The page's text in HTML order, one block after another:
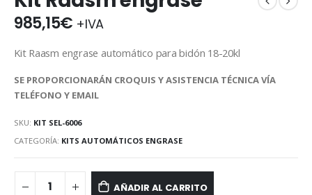
985,15€ +IVA
Kit Raasm engrase automático para bidón 18-20kl
SE PROPORCIONARÁN CROQUIS Y ASISTENCIA TÉCNICA VÍA
TELÉFONO Y EMAIL
SKU: KIT SEL-6006
CATEGORÍA: KITS AUTOMÁTICOS ENGRASE
AÑADIR AL CARRITO